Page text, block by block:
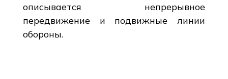
описывается непрерывное
передвижение и подвижные линии
обороны.